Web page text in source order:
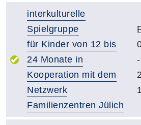
interkulturelle
Spielgruppe
für Kinder von 12 bis
24 Monate in
Kooperation mit dem
Netzwerk
Familienzentren Jülich
-